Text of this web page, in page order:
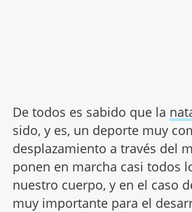
De todos es sabido que la
sido, y es, un deporte muy
desplazamiento a través del
ponen en marcha casi todos
nuestro cuerpo, y en el caso
muy importante para el